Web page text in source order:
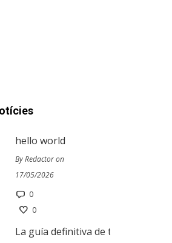
hello world
By Redactor on
17/05/2026
0
0
La guía definitiva de